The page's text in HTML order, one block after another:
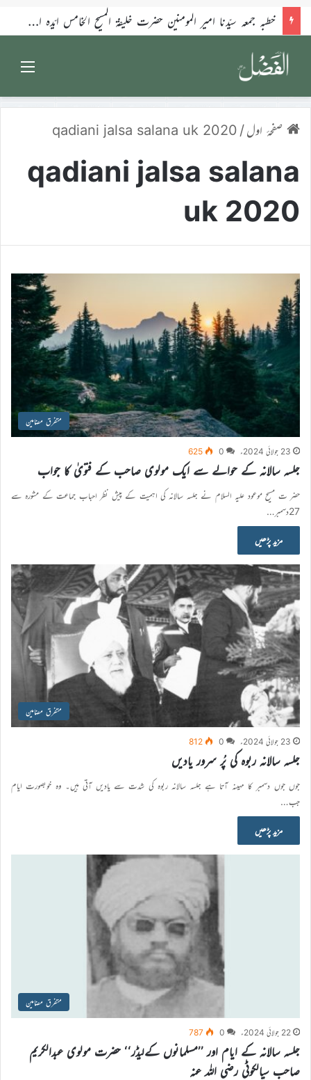
خطبہ جمعہ سیّدنا امیر المومنین حضرت خلیفۃ المسیح الخامس ایّدہ اللہ تعالیٰ بنصرہ العزیز فرمودہ 17؍جولائی 2026ء
صفحۂ اول/
qadiani jalsa salana uk 2020
qadiani jalsa salana
uk 2020
متفرق مضامین
23 جولائی 2024ء 0
625
جلسہ سالانہ کے حوالے سے ایک مولوی صاحب کے فتویٰ کا جواب
حضر ت مسیح موعود علیہ السلام نے جلسہ سالانہ کی اہمیت کے پیش نظر احباب جماعت کے مشورہ سے
27دسمبر…
مزید پڑھیں
متفرق مضامین
23 جولائی 2024ء 0
812
جلسہ سالانہ ربوہ کی پُر سرور یادیں
جوں جوں دسمبر کا مہینہ آتا ہے جلسہ سالانہ ربوہ کی شدت سے یادیں آتی ہیں۔ وہ خوبصورت ایام
جب…
مزید پڑھیں
متفرق مضامین
22 جولائی 2024ء 0
787
جلسہ سالانہ کے ایام اور ’’مسلمانوں کےلیڈر‘‘ حضرت مولوی عبدالکریم
صاحب سیالکوٹی رضی اللہ عنہ